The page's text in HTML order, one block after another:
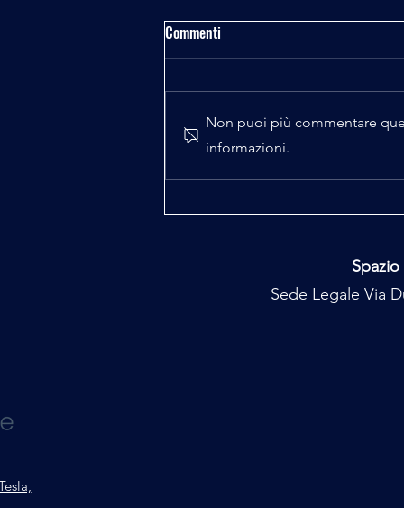
Majorana e Pelizza il Codice
Commenti
Non puoi più commentare
informazioni.
Sede Legale Via